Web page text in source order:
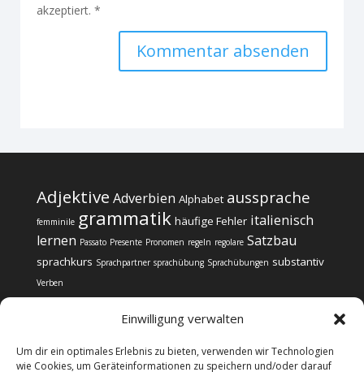
Einwilligung verwalten
Um dir ein optimales Erlebnis zu bieten, verwenden wir Technologien
wie Cookies, um Geräteinformationen zu speichern und/oder darauf
akzeptiert. *
Adjektive Adverbien Alphabet aussprache
femminile grammatik häufige Fehler italienisch
lernen Passato Presente Pronomen regeln regolare Satzbau
sprachkurs Sprachpartner sprachübung Sprachübungen substantiv
Verben